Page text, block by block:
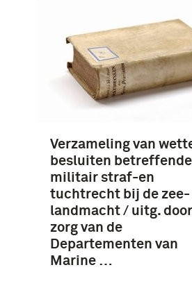
Verzameling van
besluiten
militair straf-en
tuchtrecht bij de zee-
landmacht / uitg.
zorg van de
Departementen van
Marine …